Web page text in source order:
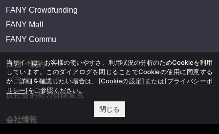
FANY Crowdfunding
FANY Mall
FANY Commu
法務・規約
プライバシーポリシー
反社会的勢力排除宣言
会社情報
当サイトは、お客様の使いやすさ、利用状況の分析のためCookieを利用
しています。このダイアログを閉じることでCookieの使用に同意する
か、詳細を確認したい場合は、 [Cookieの設定] または[プライバシーポ
リシー]をご参照ください。
閉じる